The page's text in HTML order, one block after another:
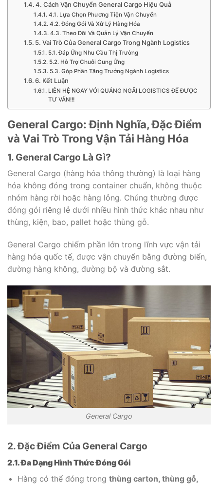
4. Cách Vận Chuyển General Cargo Hiệu Quả
4.1. Lựa Chọn Phương Tiện Vận Chuyển
4.2. Đóng Gói Và Xử Lý Hàng Hóa
4.3. Theo Dõi Và Quản Lý Vận Chuyển
5. Vai Trò Của General Cargo Trong Ngành Logistics
5.1. Đáp Ứng Nhu Cầu Thị Trường
5.2. Hỗ Trợ Chuỗi Cung Ứng
5.3. Góp Phần Tăng Trưởng Ngành Logistics
6. Kết Luận
LIÊN HỆ NGAY VỚI QUẢNG NGÃI LOGISTICS ĐỂ ĐƯỢC
TƯ VẤN!!!
General Cargo: Định Nghĩa, Đặc Điểm
và Vai Trò Trong Vận Tải Hàng Hóa
1. General Cargo Là Gì?
General Cargo (hàng hóa thông thường) là loại hàng
hóa không đóng trong container chuẩn, không thuộc
nhóm hàng rời hoặc hàng lỏng. Chúng thường được
đóng gói riêng lẻ dưới nhiều hình thức khác nhau như
thùng, kiện, bao, pallet hoặc thùng gỗ.
General Cargo chiếm phần lớn trong lĩnh vực vận tải
hàng hóa quốc tế, được vận chuyển bằng đường biển,
đường hàng không, đường bộ và đường sắt.
General Cargo
2. Đặc Điểm Của General Cargo
2.1. Đa Dạng Hình Thức Đóng Gói
Hàng có thể đóng trong thùng carton, thùng gỗ,